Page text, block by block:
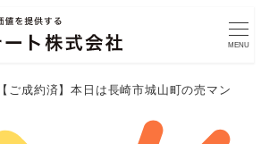
MENU
【ご成約済】本日は長崎市城山町の売マン